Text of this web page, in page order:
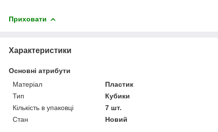
Приховати
Характеристики
Основні атрибути
Матеріал
Пластик
Тип
Кубики
Кількість в упаковці
7 шт.
Стан
Новий